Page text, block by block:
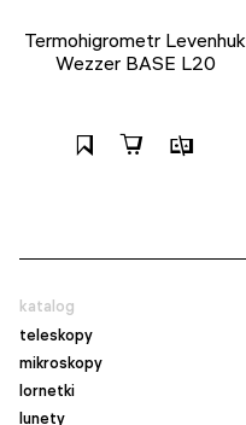
Termohigrometr Levenhuk
Wezzer BASE L20
katalog
teleskopy
mikroskopy
lornetki
lunety